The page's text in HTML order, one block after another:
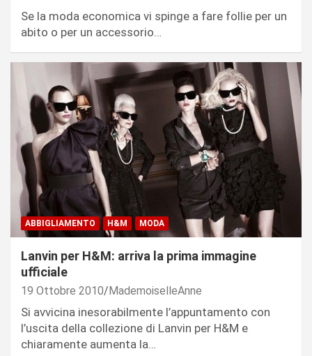
Se la moda economica vi spinge a fare follie per un
abito o per un accessorio…
ABBIGLIAMENTO H&M MODA
Lanvin per H&M: arriva la prima immagine
ufficiale
19 Ottobre 2010 MademoiselleAnne
Si avvicina inesorabilmente l’appuntamento con
l’uscita della collezione di Lanvin per H&M e
chiaramente aumenta la…